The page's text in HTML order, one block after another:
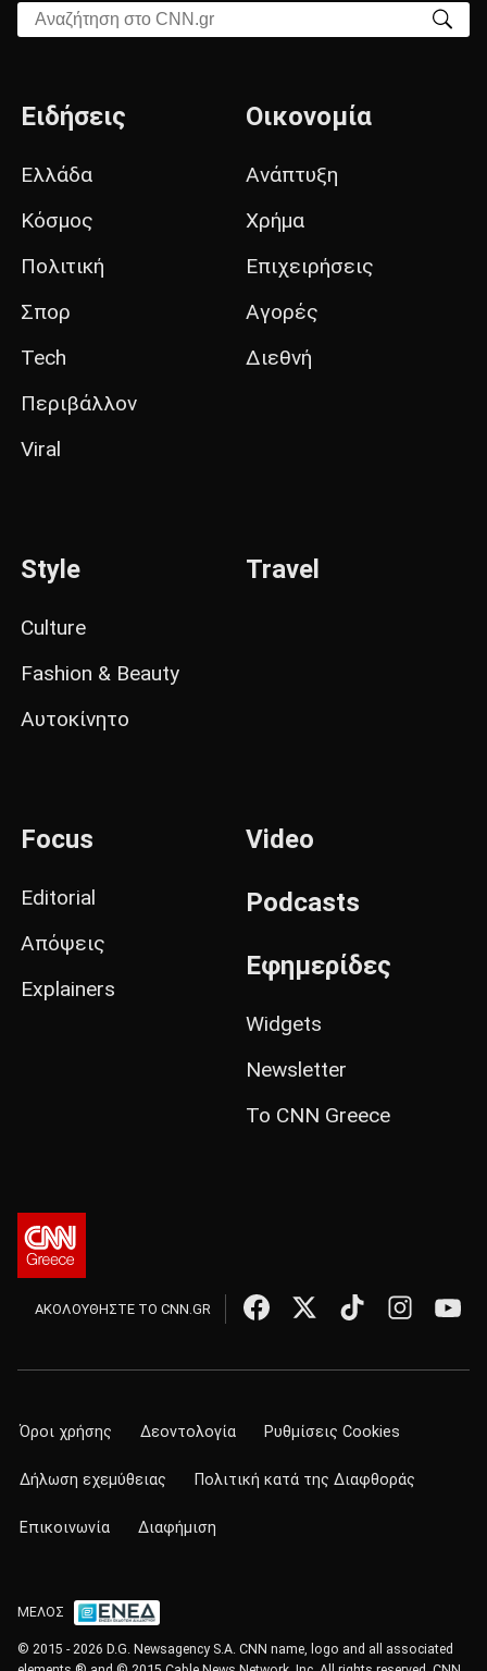
Αναζήτηση στο CNN.gr
Ειδήσεις
Ελλάδα
Κόσμος
Πολιτική
Σπορ
Tech
Περιβάλλον
Viral
Οικονομία
Ανάπτυξη
Χρήμα
Επιχειρήσεις
Αγορές
Διεθνή
Style
Culture
Fashion & Beauty
Αυτοκίνητο
Travel
Focus
Editorial
Απόψεις
Explainers
Video
Podcasts
Εφημερίδες
Widgets
Newsletter
Το CNN Greece
ΑΚΟΛΟΥΘΗΣΤΕ ΤΟ CNN.GR
Όροι χρήσης Δεοντολογία Ρυθμίσεις Cookies
Δήλωση εχεμύθειας Πολιτική κατά της Διαφθοράς
Επικοινωνία Διαφήμιση
ΜΕΛΟΣ
© 2015 - 2026 D.G. Newsagency S.A. CNN name, logo and all associated